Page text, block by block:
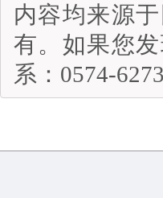
内容均来源
有。如果您
系：0574-